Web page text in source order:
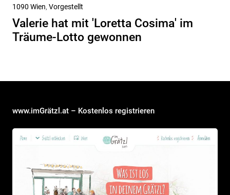
Nächster
Beitrag
1090 Wien Vorgestellt
Valerie hat mit 'Loretta Cosima' im
Träume-Lotto gewonnen
www.imGrätzl.at – Kostenlos registrieren